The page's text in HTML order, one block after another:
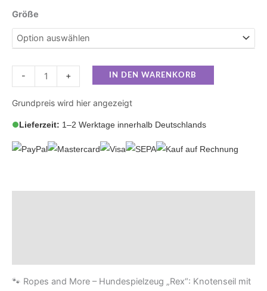
Größe
- + IN DEN WARENKORB
Grundpreis wird hier angezeigt
Lieferzeit: 1–2 Werktage innerhalb Deutschlands
🐾 Ropes and More – Hundespielzeug „Rex“: Knotenseil mit